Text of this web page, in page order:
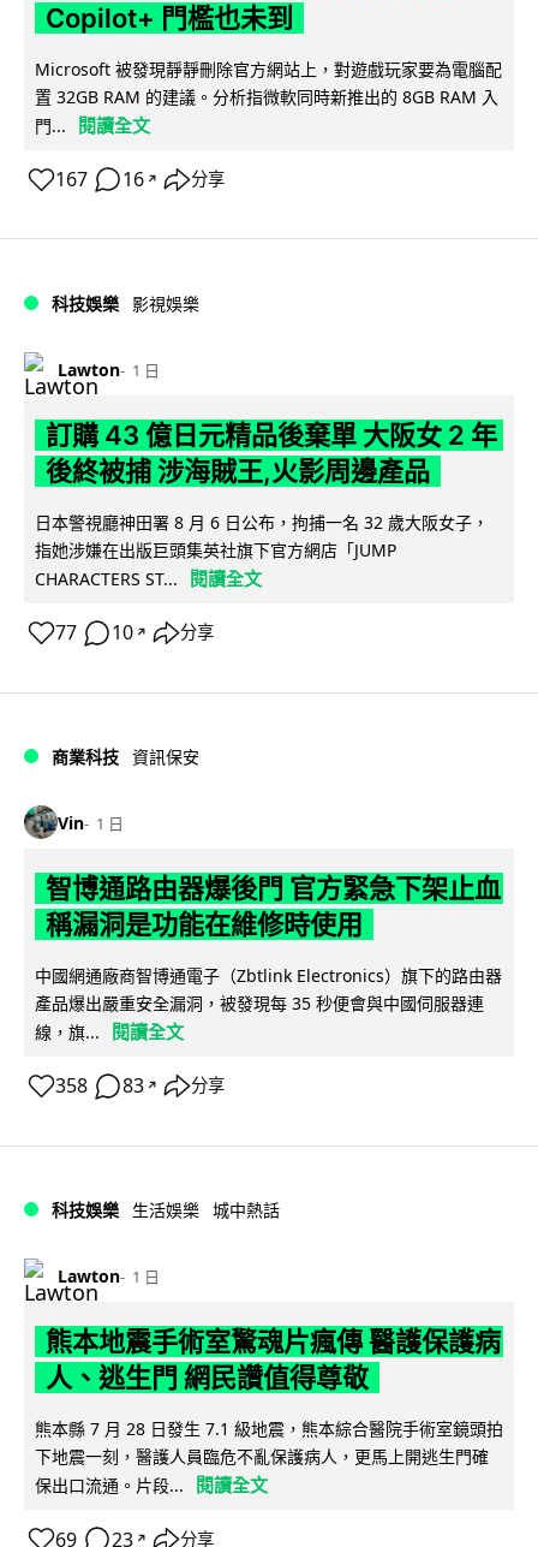
Copilot+ 門檻也未到
Microsoft 被發現靜靜刪除官方網站上，對遊戲玩家要為電腦配
置 32GB RAM 的建議。分析指微軟同時新推出的 8GB RAM 入
門...
閱讀全文
167 16 ↗ 分享
科技娛樂 影視娛樂
Lawton 1 日
訂購 43 億日元精品後棄單 大阪女 2 年
後終被捕 涉海賊王,火影周邊產品
日本警視廳神田署 8 月 6 日公布，拘捕一名 32 歲大阪女子，
指她涉嫌在出版巨頭集英社旗下官方網店「JUMP
CHARACTERS ST...
閱讀全文
77 10 ↗ 分享
商業科技 資訊保安
Vin 1 日
智博通路由器爆後門 官方緊急下架止血
稱漏洞是功能在維修時使用
中國網通廠商智博通電子（Zbtlink Electronics）旗下的路由器
產品爆出嚴重安全漏洞，被發現每 35 秒便會與中國伺服器連
線，旗...
閱讀全文
358 83 ↗ 分享
科技娛樂 生活娛樂 城中熱話
Lawton 1 日
熊本地震手術室驚魂片瘋傳 醫護保護病
人、逃生門 網民讚值得尊敬
熊本縣 7 月 28 日發生 7.1 級地震，熊本綜合醫院手術室鏡頭拍
下地震一刻，醫護人員臨危不亂保護病人，更馬上開逃生門確
保出口流通。片段...
閱讀全文
69 23 ↗ 分享